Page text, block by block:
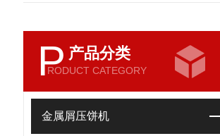
P 产品分类
RODUCT CATEGORY
金属屑压饼机